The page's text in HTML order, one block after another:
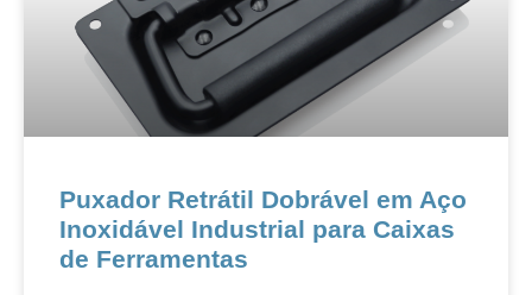
​​​​Puxador Retrátil Dobrável em Aço
Inoxidável Industrial para Caixas
de Ferramentas